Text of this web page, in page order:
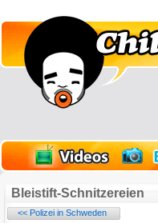
Bleistift-Schnitzereien
<< Polizei in Schweden